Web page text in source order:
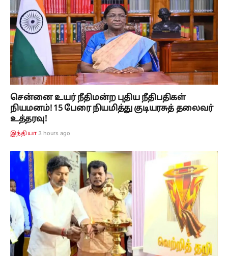
சென்னை உயர் நீதிமன்ற புதிய நீதிபதிகள்
நியமனம்! 15 பேரை நியமித்து குடியரசுத் தலைவர்
உத்தரவு!
இந்தியா 3 hours ago